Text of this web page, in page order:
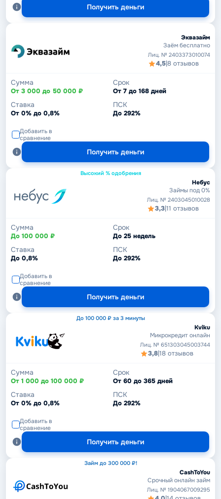
Получить деньги
Эквазайм
Заём бесплатно
Лиц. № 2403373010074
4,5|8 отзывов
Сумма
От 3 000 до 50 000 ₽
Срок
От 7 до 168 дней
Ставка
От 0% до 0,8%
ПСК
До 292%
Добавить в
сравнение
Получить деньги
Высокий % одобрения
Небус
Займы под 0%
Лиц. № 2403045010028
3,3|11 отзывов
Сумма
До 100 000 ₽
Срок
До 25 недель
Ставка
До 0,8%
ПСК
До 292%
Добавить в
сравнение
Получить деньги
До 100 000 ₽ за 3 минуты
Kviku
Микрокредит онлайн
Лиц. № 651303045003744
3,8|18 отзывов
Сумма
От 1 000 до 100 000 ₽
Срок
От 60 до 365 дней
Ставка
От 0% до 0,8%
ПСК
До 292%
Добавить в
сравнение
Получить деньги
Займ до 300 000 ₽!
CashToYou
Срочный онлайн займ
Лиц. № 1904067009295